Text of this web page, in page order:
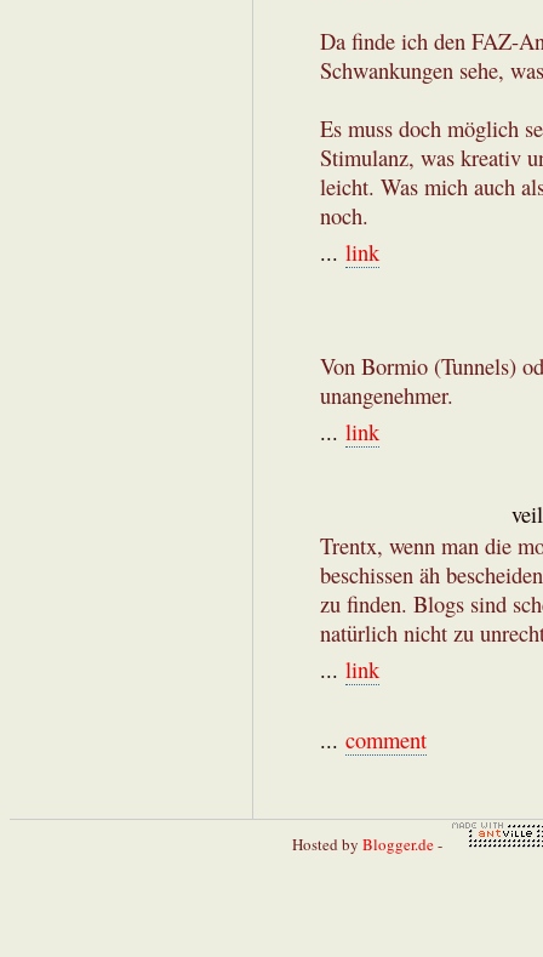
Da finde ich den FAZ-
Schwankungen sehe,
Es muss doch möglich
Stimulanz, was kreativ
leicht. Was mich auch
noch.
... link
Von Bormio (Tunnels)
unangenehmer.
... link
Trentx, wenn man die
beschissen äh
zu finden. Blogs sind
natürlich nicht zu
... link
... comment
Hosted by Blogger.de-